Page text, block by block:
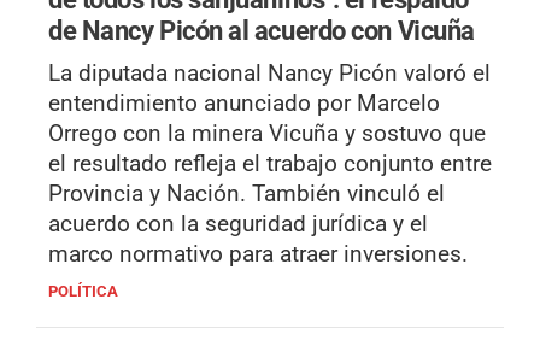
de Nancy Picón al acuerdo con Vicuña
La diputada nacional Nancy Picón valoró el
entendimiento anunciado por Marcelo
Orrego con la minera Vicuña y sostuvo que
el resultado refleja el trabajo conjunto entre
Provincia y Nación. También vinculó el
acuerdo con la seguridad jurídica y el
marco normativo para atraer inversiones.
POLÍTICA